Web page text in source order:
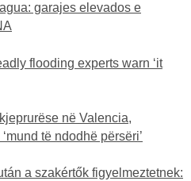
garajes elevados e
flooding experts warn ‘it
në Valencia,
të ndodhë përsëri’
a szakértők figyelmeztetnek: